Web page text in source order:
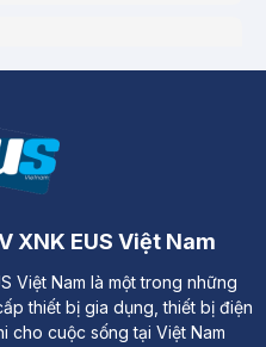
XNK EUS Việt Nam
Việt Nam là một trong những
thiết bị gia dụng, thiết bị điện
cho cuộc sống tại Việt Nam